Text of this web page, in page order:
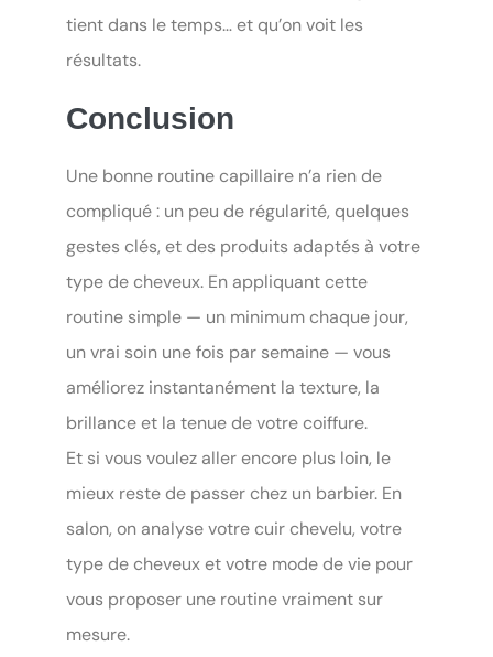
tient dans le temps… et qu’on voit les
résultats.
Conclusion
Une bonne routine capillaire n’a rien de
compliqué : un peu de régularité, quelques
gestes clés, et des produits adaptés à votre
type de cheveux. En appliquant cette
routine simple — un minimum chaque jour,
un vrai soin une fois par semaine — vous
améliorez instantanément la texture, la
brillance et la tenue de votre coiffure.
Et si vous voulez aller encore plus loin, le
mieux reste de passer chez un barbier. En
salon, on analyse votre cuir chevelu, votre
type de cheveux et votre mode de vie pour
vous proposer une routine vraiment sur
mesure.